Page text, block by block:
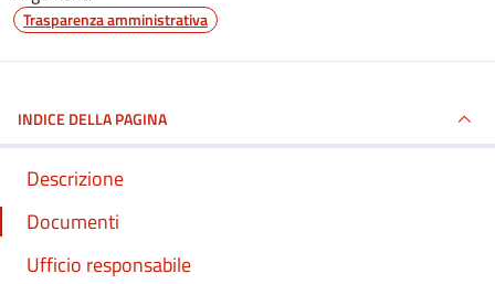
Trasparenza amministrativa
INDICE DELLA PAGINA
Descrizione
Documenti
Ufficio responsabile